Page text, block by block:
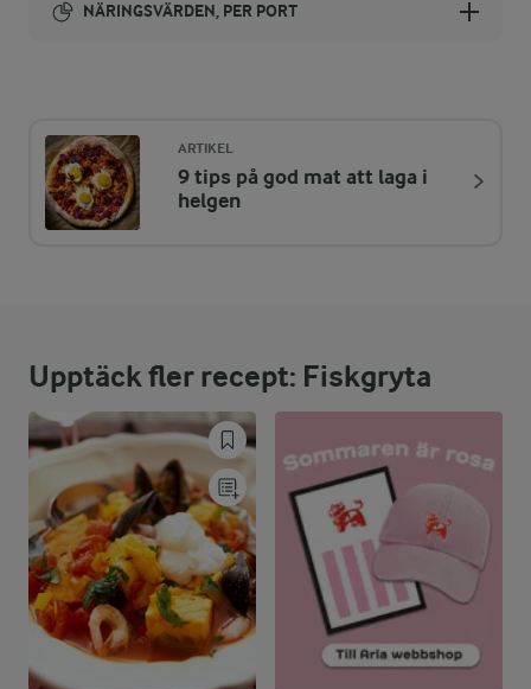
NÄRINGSVÄRDEN, PER PORT
ENERGIDISTRIBUTION %
NÄRINGSVÄRDEN PER PORT
Fett:
55,3 %
42,6 g
Kolhydrater:
16,8 %
28,2 g
ARTIKEL
9 tips på god mat att laga i
helgen
Upptäck fler recept: Fiskgryta